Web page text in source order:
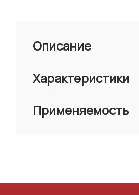
Описание
Характеристики
Применяемость